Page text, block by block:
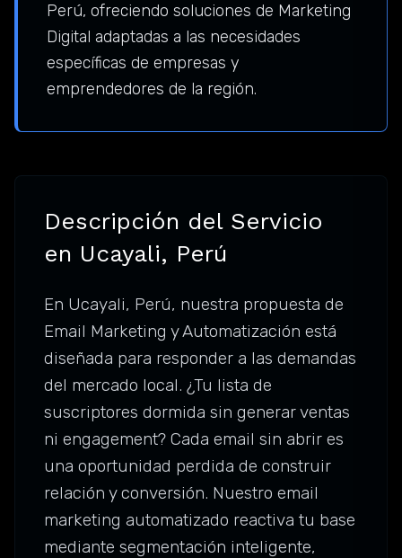
Perú, ofreciendo soluciones de Marketing
Digital adaptadas a las necesidades
específicas de empresas y
emprendedores de la región.
Descripción del Servicio
en Ucayali, Perú
En Ucayali, Perú, nuestra propuesta de
Email Marketing y Automatización está
diseñada para responder a las demandas
del mercado local. ¿Tu lista de
suscriptores dormida sin generar ventas
ni engagement? Cada email sin abrir es
una oportunidad perdida de construir
relación y conversión. Nuestro email
marketing automatizado reactiva tu base
mediante segmentación inteligente,